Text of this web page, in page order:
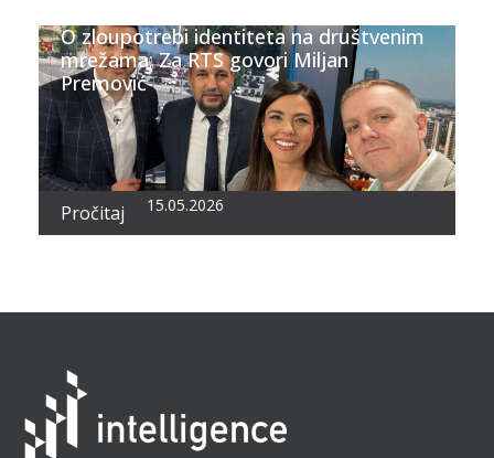
O zloupotrebi identiteta na društvenim
mrežama; Za RTS govori Miljan
Premović
Pročitaj 15.05.2026